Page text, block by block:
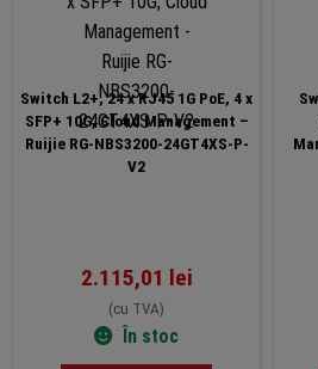
Switch L2+, 24 x RJ45 1G PoE, 4 x
SFP+ 10G, Cloud Management –
Ruijie RG-NBS3200-24GT4XS-P-
V2
2.115,01 lei
(cu TVA)
În stoc